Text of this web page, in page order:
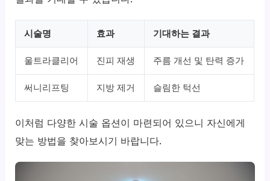
시술명 효과 기대하는 결과
울트라클리어 진피 재생 주름 개선 및 탄력 증가
써니리프팅 지방 제거 슬림한 턱선
이처럼 다양한 시술 옵션이 마련되어 있으니 자신에게
맞는 방법을 찾아보시기 바랍니다.